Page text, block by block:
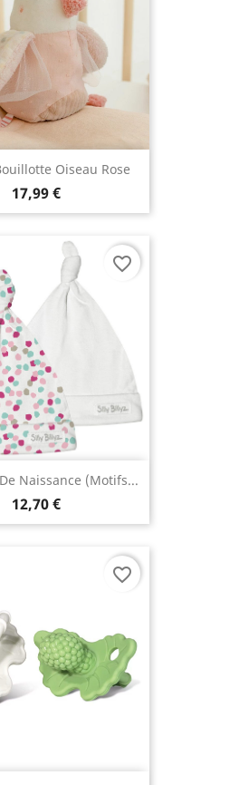
Oiseau Rose
17,99 €
Naissance (motifs...
12,70 €
favorite_border
favorite_border